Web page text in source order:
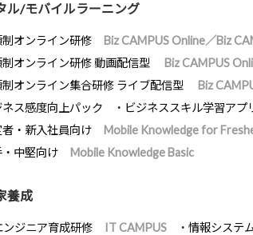
ル/モバイルラーニング
制オンライン研修
Biz CAMPUS Online／Biz
制オンライン研修 動画配信型
Biz CAMPUS
制オンライン集合研修 ライブ配信型
Biz
ネス感度向上パック
ビジネススキル学習アプ
者・新入社員向け
Mobile Knowledge for
中堅向け
Mobile Knowledge Basic
養成
ジニア育成研修 IT CAMPUS
情報システ